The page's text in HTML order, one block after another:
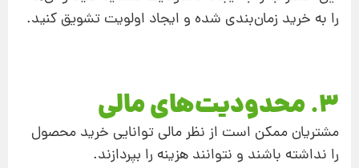
را به خرید زمان‌بندی شده و ایجاد اولویت تشویق کنید.
3. محدودیت‌های مالی
مشتریان ممکن است از نظر مالی توانایی خرید محصول
را نداشته باشند و نتوانند هزینه را بپردازند.